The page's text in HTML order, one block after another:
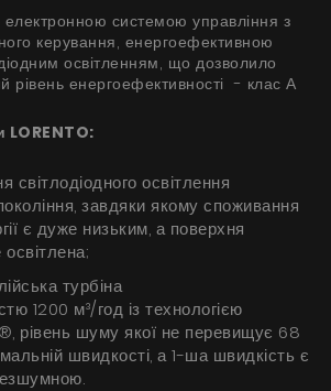
Silent
Дім
Кухня
за межами кухнної кімнати
БАЧИТИ ВСЕ
- часті питання
БАЧИТИ ВСЕ
системою управління з
керування, енергоефективною
освітленням, що дозволило
рівень енергоефективності - клас А
LORENTO:
світлодіодного освітлення
завдяки якому споживання
є дуже низьким, а поверхня
турбіна
1200 м³/год із технологією
рівень шуму якої не перевищує 68
швидкості, а 1-ша швидкість є